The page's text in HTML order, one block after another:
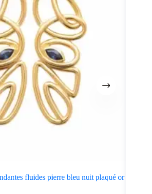
fluides pierre bleu nuit plaqué or